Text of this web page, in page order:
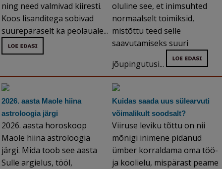
ning need valmivad kiiresti.
Koos lisanditega sobivad
suurepäraselt ka peolauale...
oluline see, et inimsuhted
normaalselt toimiksid,
mistõttu teed selle
saavutamiseks suuri
jõupingutusi...
2026. aasta Maole hiina
astroloogia järgi
2026. aasta horoskoop
Maole hiina astroloogia
järgi. Mida toob see aasta
Sulle argielus, tööl,
Kuidas saada uus sülearvuti
võimalikult soodsalt?
Viiruse leviku tõttu on nii
mõnigi inimene pidanud
ümber korraldama oma töö-
ja koolielu, mispärast peame